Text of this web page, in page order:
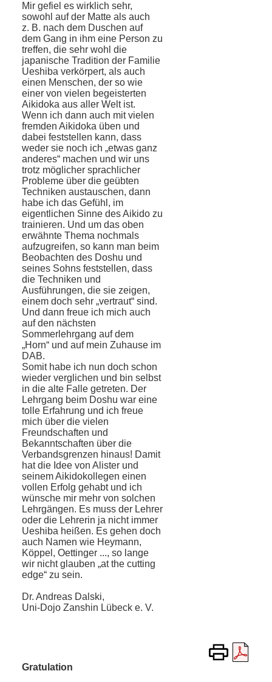
Mir gefiel es wirklich sehr,
sowohl auf der Matte als auch
z. B. nach dem Duschen auf
dem Gang in ihm eine Person zu
treffen, die sehr wohl die
japanische Tradition der Familie
Ueshiba verkörpert, als auch
einen Menschen, der so wie
einer von vielen begeisterten
Aikidoka aus aller Welt ist.
Wenn ich dann auch mit vielen
fremden Aikidoka üben und
dabei feststellen kann, dass
weder sie noch ich „etwas ganz
anderes“ machen und wir uns
trotz möglicher sprachlicher
Probleme über die geübten
Techniken austauschen, dann
habe ich das Gefühl, im
eigentlichen Sinne des Aikido zu
trainieren. Und um das oben
erwähnte Thema nochmals
aufzugreifen, so kann man beim
Beobachten des Doshu und
seines Sohns feststellen, dass
die Techniken und
Ausführungen, die sie zeigen,
einem doch sehr „vertraut“ sind.
Und dann freue ich mich auch
auf den nächsten
Sommerlehrgang auf dem
„Horn“ und auf mein Zuhause im
DAB.
Somit habe ich nun doch schon
wieder verglichen und bin selbst
in die alte Falle getreten. Der
Lehrgang beim Do­shu war eine
tolle Erfahrung und ich freue
mich über die vielen
Freundschaften und
Bekanntschaften über die
Verbandsgrenzen hinaus! Damit
hat die Idee von Alister und
seinem Aikidokollegen einen
vollen Erfolg gehabt und ich
wünsche mir mehr von solchen
Lehrgängen. Es muss der Lehrer
oder die Lehrerin ja nicht immer
Ueshiba heißen. Es gehen doch
auch Namen wie Heymann,
Köppel, Oettinger ..., so lange
wir nicht glauben „at the cutting
edge“ zu sein.
Dr. Andreas Dalski,
Uni-Dojo Zanshin Lübeck e. V.
Gratulation